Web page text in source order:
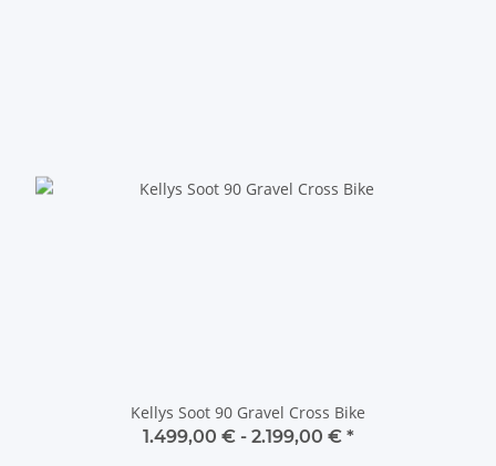
Kellys Soot 90 Gravel Cross Bike
1.499,00 € - 2.199,00 € *